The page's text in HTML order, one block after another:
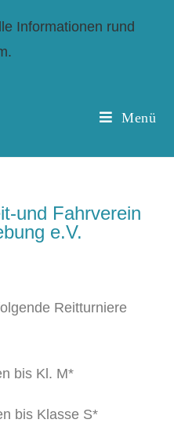
Menü
und Fahrverein
e.V.
Reitturniere
bis Kl. M*
bis Klasse S*